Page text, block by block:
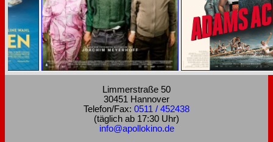
Limmerstraße 50
30451 Hannover
Telefon/Fax: 0511 / 452438
(täglich ab 17:30 Uhr)
info@apollokino.de